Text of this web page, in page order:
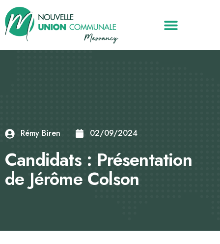
Rémy Biren 02/09/2024
Candidats : Présentation
de Jérôme Colson